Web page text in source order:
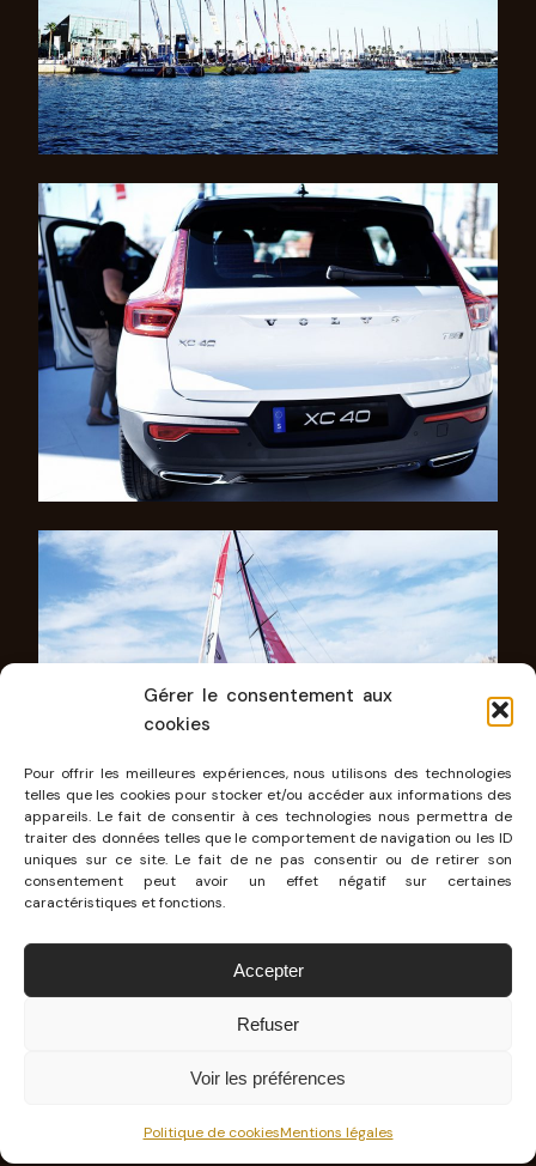
Gérer le consentement aux
cookies
Pour offrir les meilleures expériences, nous utilisons des technologies
telles que les cookies pour stocker et/ou accéder aux informations des
appareils. Le fait de consentir à ces technologies nous permettra de
traiter des données telles que le comportement de navigation ou les ID
uniques sur ce site. Le fait de ne pas consentir ou de retirer son
consentement peut avoir un effet négatif sur certaines
caractéristiques et fonctions.
Accepter
Refuser
Voir les préférences
Politique de cookiesMentions légales